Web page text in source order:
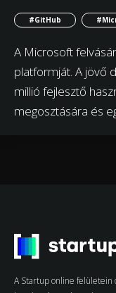
#GitHub
A Microsoft
platformját. A jövő
millió fejlesztő
megosztására és
A Startup online felületein